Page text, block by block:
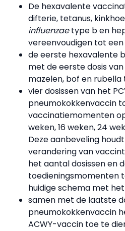
De hexavalente
difterie, tetanus,
influenzaetype b en
vereenvoudigen tot een
de eerste hexavalente
met de eerste dosis
mazelen, bof en rubella
vier dosissen van het
pneumokokkenvaccin
vaccinatiemomenten
weken, 16 weken, 24
Deze aanbeveling
verandering van
het aantal dosissen en
toedieningsmomenten
huidige schema met
samen met de laatste
pneumokokkenvaccin
ACWY-vaccin toe te